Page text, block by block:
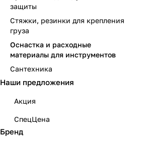
защиты
Стяжки, резинки для крепления
груза
Оснастка и расходные
материалы для инструментов
Сантехника
Наши предложения
Акция
СпецЦена
Бренд